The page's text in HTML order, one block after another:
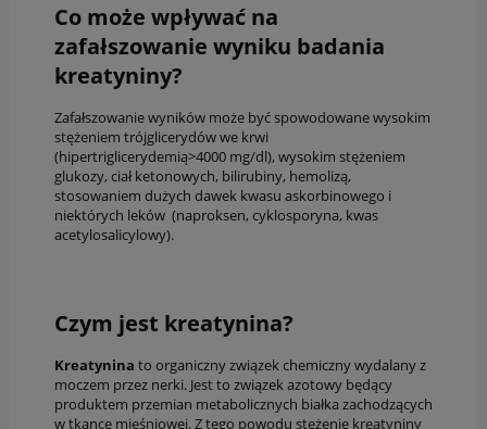
Co może wpływać na
zafałszowanie wyniku badania
kreatyniny?
Zafałszowanie wyników może być spowodowane wysokim
stężeniem trójglicerydów we krwi
(hipertriglicerydemią>4000 mg/dl), wysokim stężeniem
glukozy, ciał ketonowych, bilirubiny, hemolizą,
stosowaniem dużych dawek kwasu askorbinowego i
niektórych leków (naproksen, cyklosporyna, kwas
acetylosalicylowy).
Czym jest kreatynina?
Kreatynina to organiczny związek chemiczny wydalany z
moczem przez nerki. Jest to związek azotowy będący
produktem przemian metabolicznych białka zachodzących
w tkance mięśniowej. Z tego powodu stężenie kreatyniny